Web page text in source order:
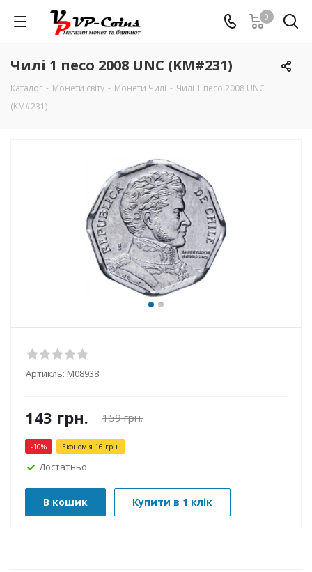
0
Чилі 1 песо 2008 UNC (KM#231)
Каталог - Монети світу - Монети Чилі - Чилі 1 песо 2008 UNC
(KM#231)
Артикль: М08938
143 грн. 159грн.
-10% Економія 16 грн.
Достатньо
В кошик Купити в 1 клік